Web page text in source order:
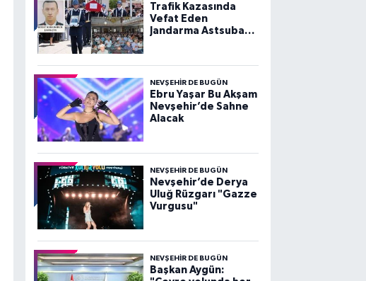
Trafik Kazasında
Vefat Eden
Jandarma Astsubay
Mevlid-i Şerif
Programı
Düzenlendi
NEVŞEHIR DE BUGÜN
Ebru Yaşar Bu Akşam
Nevşehir’de Sahne
Alacak
NEVŞEHIR DE BUGÜN
Nevşehir’de Derya
Uluğ Rüzgarı "Gazze
Vurgusu"
NEVŞEHIR DE BUGÜN
Başkan Aygün: